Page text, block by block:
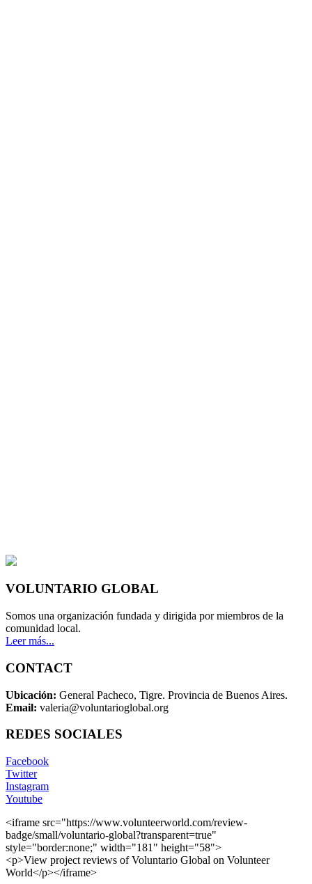
VOLUNTARIO GLOBAL
Somos una organización fundada y dirigida por miembros de la
comunidad local.
Leer más...
CONTACT
Ubicación: General Pacheco, Tigre. Provincia de Buenos Aires.
Email: valeria@voluntarioglobal.org
REDES SOCIALES
Facebook
Twitter
Instagram
Youtube
<iframe src="https://www.volunteerworld.com/review-
badge/small/voluntario-global?transparent=true"
style="border:none;" width="181" height="58">
<p>View project reviews of Voluntario Global on Volunteer
World</p></iframe>